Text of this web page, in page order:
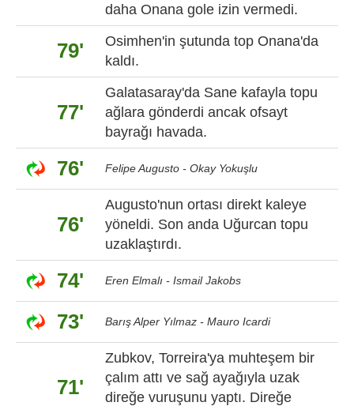
daha Onana gole izin vermedi.
79'
Osimhen'in şutunda top Onana'da
kaldı.
77'
Galatasaray'da Sane kafayla topu
ağlara gönderdi ancak ofsayt
bayrağı havada.
76' Felipe Augusto - Okay Yokuşlu
76'
Augusto'nun ortası direkt kaleye
yöneldi. Son anda Uğurcan topu
uzaklaştırdı.
74' Eren Elmalı - Ismail Jakobs
73' Barış Alper Yılmaz - Mauro Icardi
71'
Zubkov, Torreira'ya muhteşem bir
çalım attı ve sağ ayağıyla uzak
direğe vuruşunu yaptı. Direğe